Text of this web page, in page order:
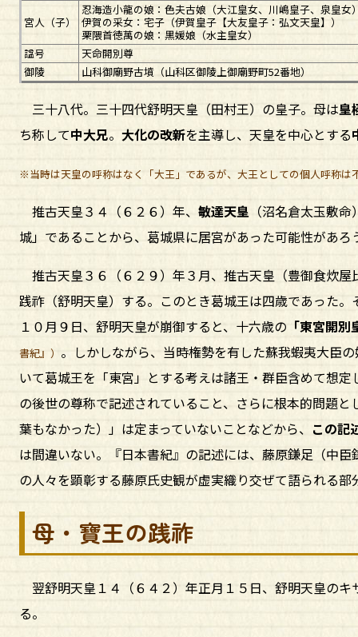
宮人（子）
忍海造小龍の娘：色夫古娘（大江皇女、川嶋皇子、泉皇女
伊賀の采女：宅子（伊賀皇子【大友皇子：弘文天皇】）
栗隈首徳萬の娘：黒媛娘（水主皇女）
諡号
天命開別尊
御陵
山科御廟野古墳（山科区御陵上御廟野町52番地）
三十八代。三十四代舒明天皇（田村王）の皇子。母は皇
ち称して中大兄。 大化の改新を主導し、天皇を中心とする
※当時は天皇の呼称はなく「大王」であるが、大王としての個人呼称
推古天皇３４（６２６）年、 敏達天皇 （沼名倉太玉敷
城」であることから、葛城県に居宮があった可能性があろ
推古天皇３６（６２９）年３月、推古天皇（豊御食炊屋
践祚（舒明天皇）する。このとき葛城王は四歳であった
１０月９日、舒明天皇が崩御すると、十六歳の 「東宮開別
書紀』） 。しかしながら、当時権勢を有した蘇我蝦夷大臣
いて葛城王を「東宮」とする考えは諸王・群臣含めて想
の後世の尊称で記述されていること、さらに根本的問題
葉もなかった）」は定まっていないことなどから、 この記
は間違いない。『日本書紀』の記述には、藤原鎌足（中
の人々を顕彰する藤原氏史観が虚実織り交ぜて語られる
母・寶王の践祚
翌舒明天皇１４（６４２）年正月１５日、舒明天皇のキ
る。